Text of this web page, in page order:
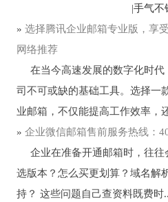
|手气不
» 选择腾讯企业邮箱专业版，享
网络推荐
在当今高速发展的数字化时代
司不可或缺的基础工具。选择一
业邮箱，不仅能提高工作效率，
» 企业微信邮箱售前服务热线：
企业在准备开通邮箱时，往往
选版本？怎么买更划算？域名解
持？ 这些问题自己查资料既费时